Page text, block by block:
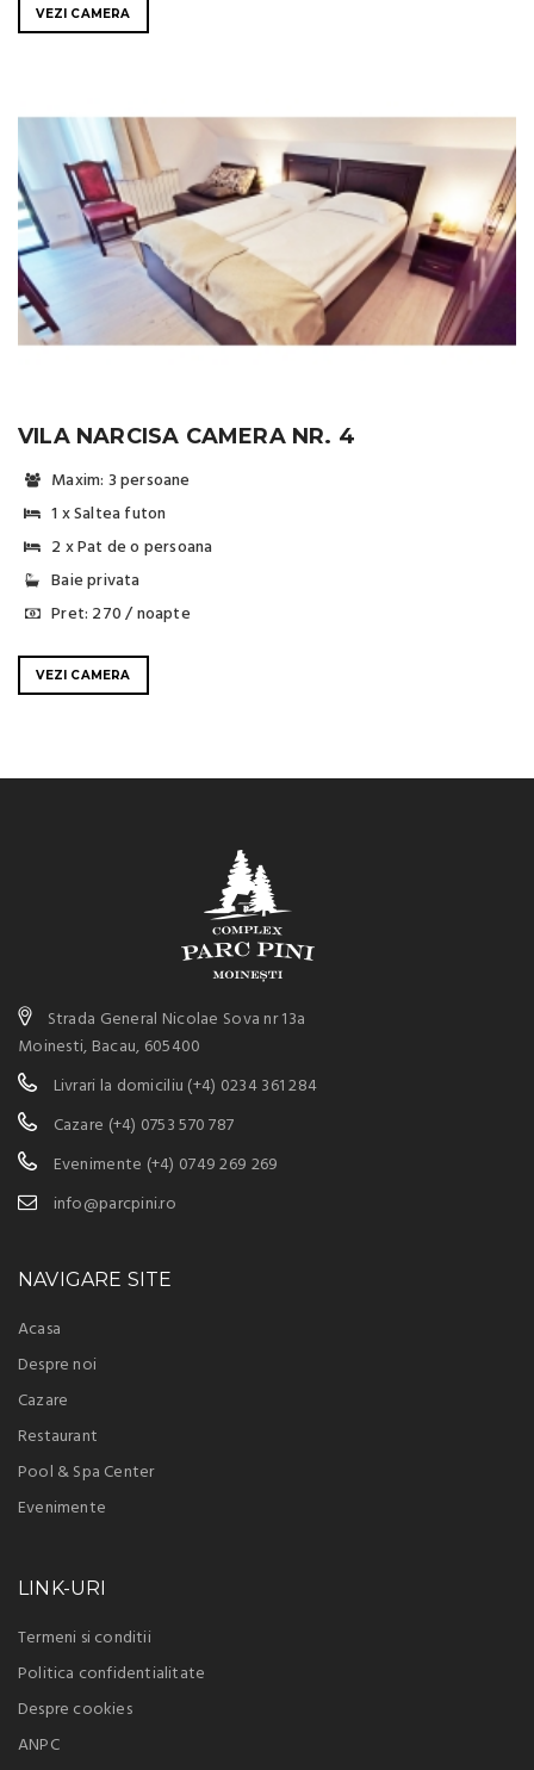
VEZI CAMERA
VILA NARCISA CAMERA NR. 4
Maxim: 3 persoane
1 x Saltea futon
2 x Pat de o persoana
Baie privata
Pret: 270 / noapte
VEZI CAMERA
Strada General Nicolae Sova nr 13a
Moinesti, Bacau, 605400
Livrari la domiciliu (+4) 0234 361 284
Cazare (+4) 0753 570 787
Evenimente (+4) 0749 269 269
info@parcpini.ro
NAVIGARE SITE
Acasa
Despre noi
Cazare
Restaurant
Pool & Spa Center
Evenimente
LINK-URI
Termeni si conditii
Politica confidentialitate
Despre cookies
ANPC